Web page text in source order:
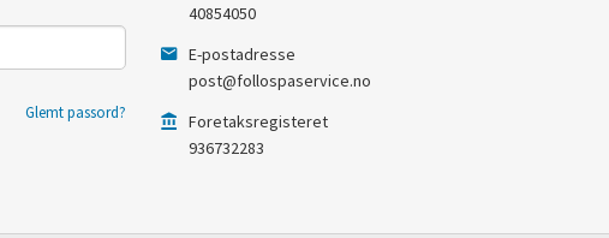
Glemt passord?
40854050
E-postadresse
post@follospaservice.no
Foretaksregisteret
936732283